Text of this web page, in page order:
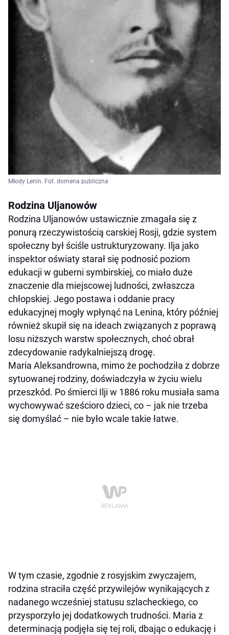
Młody Lenin. Fot. domena publiczna
Rodzina Uljanowów
Rodzina Uljanowów ustawicznie zmagała się z
ponurą rzeczywistością carskiej Rosji, gdzie system
społeczny był ściśle ustrukturyzowany. Ilja jako
inspektor oświaty starał się podnosić poziom
edukacji w guberni symbirskiej, co miało duże
znaczenie dla miejscowej ludności, zwłaszcza
chłopskiej. Jego postawa i oddanie pracy
edukacyjnej mogły wpłynąć na Lenina, który później
również skupił się na ideach związanych z poprawą
losu niższych warstw społecznych, choć obrał
zdecydowanie radykalniejszą drogę.
Maria Aleksandrowna, mimo że pochodziła z dobrze
sytuowanej rodziny, doświadczyła w życiu wielu
przeszkód. Po śmierci Ilji w 1886 roku musiała sama
wychowywać sześcioro dzieci, co – jak nie trzeba
się domyślać – nie było wcale takie łatwe.
W tym czasie, zgodnie z rosyjskim zwyczajem,
rodzina straciła część przywilejów wynikających z
nadanego wcześniej statusu szlacheckiego, co
przysporzyło jej dodatkowych trudności. Maria z
determinacją podjęła się tej roli, dbając o edukację i